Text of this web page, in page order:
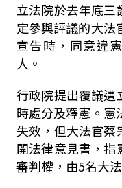
立法院於去年底三
定參與評議的大法
宣告時，同意違
人。
行政院提出覆議遭
時處分及釋憲。憲
失效，但大法官蔡
開法律意見書，指
審判權，由5名大